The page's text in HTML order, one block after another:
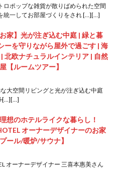
ロポップな雑貨が散りばめられた空間
統一してお部屋づくりをされ […][…]
家】光が注ぎ込む中庭 | 緑と暮
ーを守りながら屋外で過ごす | 海
北欧ナチュラルインテリア | 自然
【ルームツアー】
大空間リビングと光が注ぎ込む中庭
[…][…]
想のホテルライクな暮らし！
オーナーデザイナーのお家
ール/暖炉/サウナ】
オーナーデザイナー 三喜本惠美さん